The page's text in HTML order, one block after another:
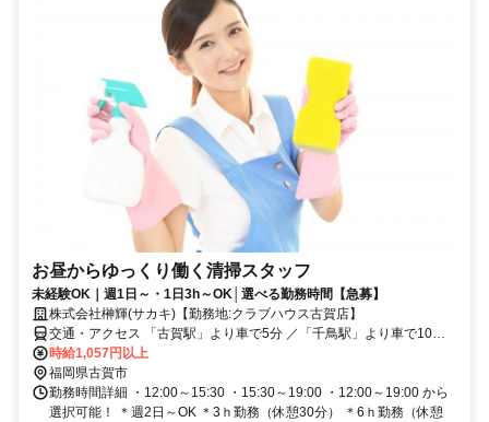
お昼からゆっくり働く清掃スタッフ
未経験OK｜週1日～・1日3h～OK│選べる勤務時間【急募】
株式会社榊輝(サカキ)【勤務地:クラブハウス古賀店】
交通・アクセス 「古賀駅」より車で5分 ／「千鳥駅」より車で10分
＊車・バイク通勤OK
時給1,057円以上
福岡県古賀市
勤務時間詳細 ・12:00～15:30 ・15:30～19:00 ・12:00～19:00 から
選択可能！ ＊週2日～OK ＊3ｈ勤務（休憩30分） ＊6ｈ勤務（休憩